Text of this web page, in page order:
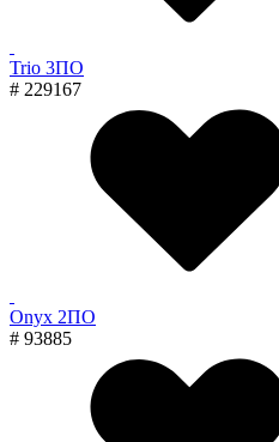
Trio 3ПО
# 229167
Onyx 2ПО
# 93885